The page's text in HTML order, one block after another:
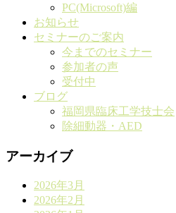
PC(Microsoft)編
お知らせ
セミナーのご案内
今までのセミナー
参加者の声
受付中
ブログ
福岡県臨床工学技士会
除細動器・AED
アーカイブ
2026年3月
2026年2月